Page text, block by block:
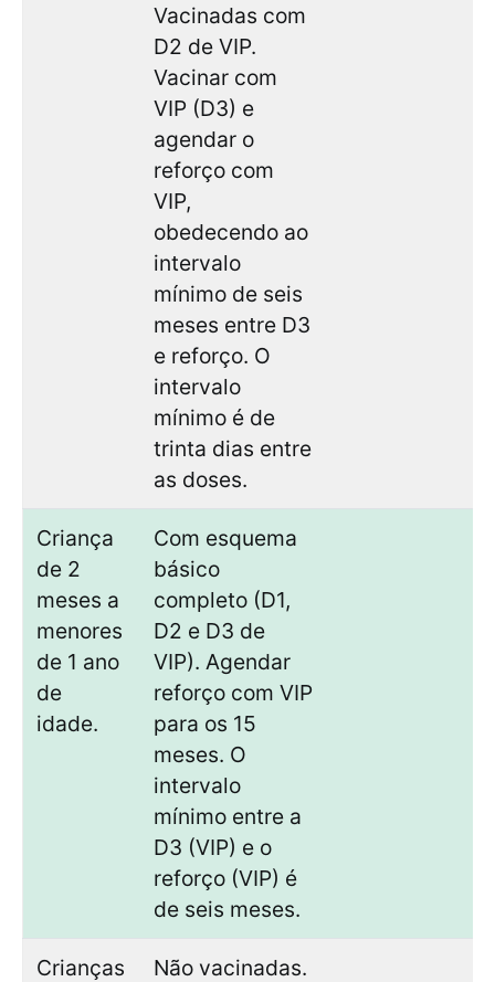
Vacinadas com
D2 de VIP.
Vacinar com
VIP (D3) e
agendar o
reforço com
VIP,
obedecendo ao
intervalo
mínimo de seis
meses entre D3
e reforço. O
intervalo
mínimo é de
trinta dias entre
as doses.
Criança
de 2
meses a
menores
de 1 ano
de
idade.
Com esquema
básico
completo (D1,
D2 e D3 de
VIP). Agendar
reforço com VIP
para os 15
meses. O
intervalo
mínimo entre a
D3 (VIP) e o
reforço (VIP) é
de seis meses.
Crianças
Não vacinadas.